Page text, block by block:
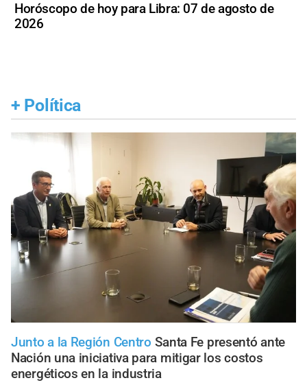
Horóscopo de hoy para Libra: 07 de agosto de
2026
+ Política
Junto a la Región Centro Santa Fe presentó ante
Nación una iniciativa para mitigar los costos
energéticos en la industria